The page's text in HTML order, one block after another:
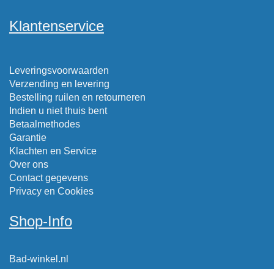
Klantenservice
Leveringsvoorwaarden
Verzending en levering
Bestelling ruilen en retourneren
Indien u niet thuis bent
Betaalmethodes
Garantie
Klachten en Service
Over ons
Contact gegevens
Privacy en Cookies
Shop-Info
Bad-winkel.nl